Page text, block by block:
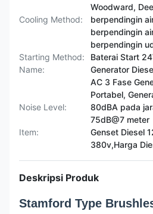
Woodward,
Cooling Method:
berpendingin
berpendingin
berpendingin
Starting Method:
Baterai Start
Name:
Generator
AC 3 Fase
Portabel,
Noise Level:
80dBA pada
75dB@7 meter
Item:
Genset Diesel
380v,Harga
Deskripsi Produk
Stamford Type